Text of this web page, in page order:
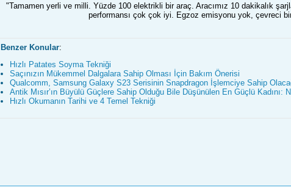
"Tamamen yerli ve milli. Yüzde 100 elektrikli bir araç. Aracımız 10 dakikalık
performansı çok çok iyi. Egzoz emisyonu yok, çevreci
Benzer Konular:
Hızlı Patates Soyma Tekniği
Saçınızın Mükemmel Dalgalara Sahip Olması İçin Bakım Önerisi
Qualcomm, Samsung Galaxy S23 Serisinin Snapdragon İşlemciye Sahip
Antik Mısır’ın Büyülü Güçlere Sahip Olduğu Bile Düşünülen En Güçlü Kadını:
Hızlı Okumanın Tarihi ve 4 Temel Tekniği